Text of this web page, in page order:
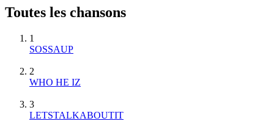
Toutes les chansons
1
SOSSAUP
2
WHO HE IZ
3
LETSTALKABOUTIT